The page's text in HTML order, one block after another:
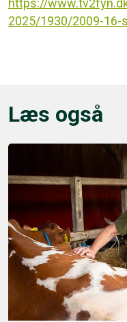
https://
2025/1930/2009-16-
Læs også